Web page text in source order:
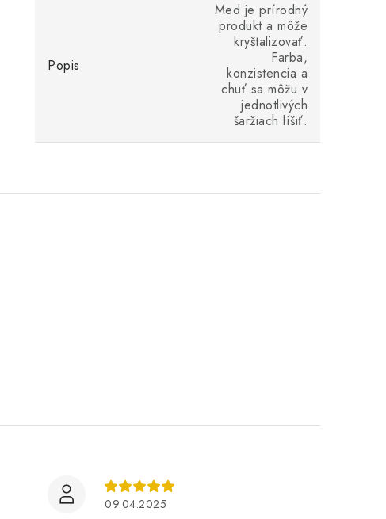
Popis
Med je prírodný
produkt a môže
kryštalizovať.
Farba,
konzistencia a
chuť sa môžu v
jednotlivých
šaržiach líšiť.
09.04.2025